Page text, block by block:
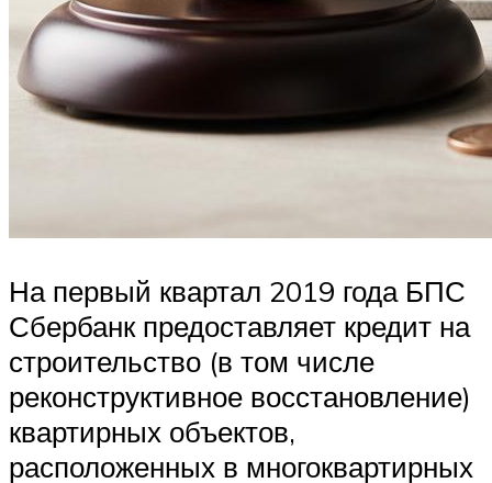
На первый квартал 2019 года БПС
Сбербанк предоставляет кредит на
строительство (в том числе
реконструктивное восстановление)
квартирных объектов,
расположенных в многоквартирных